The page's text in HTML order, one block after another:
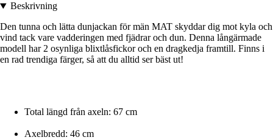
Beskrivning
Den tunna och lätta dunjackan för män MAT skyddar dig mot kyla och
vind tack vare vadderingen med fjädrar och dun. Denna långärmade
modell har 2 osynliga blixtlåsfickor och en dragkedja framtill. Finns i
en rad trendiga färger, så att du alltid ser bäst ut!
Total längd från axeln: 67 cm
Axelbredd: 46 cm